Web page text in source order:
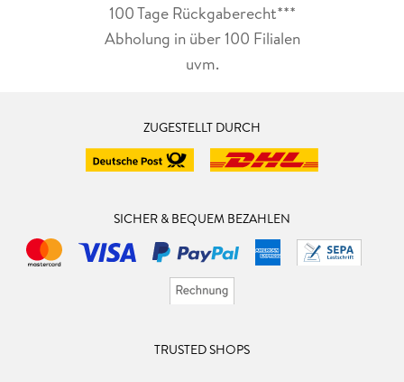
100 Tage Rückgaberecht***
Abholung in über 100 Filialen
uvm.
ZUGESTELLT DURCH
SICHER & BEQUEM BEZAHLEN
TRUSTED SHOPS